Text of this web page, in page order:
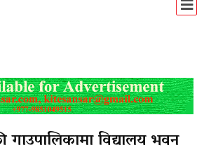
विद्यालय भवन